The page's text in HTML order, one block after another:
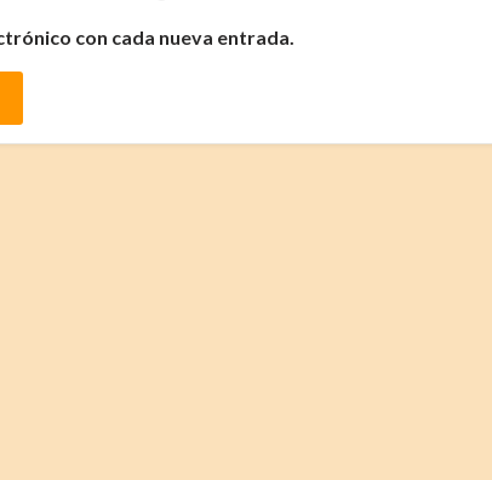
con cada nueva entrada.